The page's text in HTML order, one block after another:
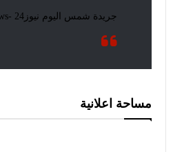
مساحة اعلانية